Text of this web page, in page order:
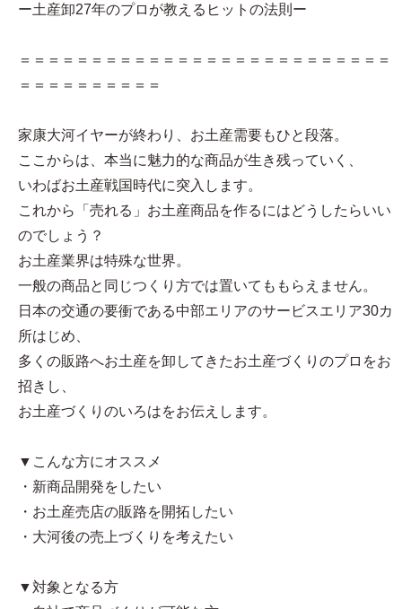
ー土産卸27年のプロが教えるヒットの法則ー
＝＝＝＝＝＝＝＝＝＝＝＝＝＝＝＝＝＝＝＝＝＝＝＝＝＝
＝＝＝＝＝＝＝＝＝＝
家康大河イヤーが終わり、お土産需要もひと段落。
ここからは、本当に魅力的な商品が生き残っていく、
いわばお土産戦国時代に突入します。
これから「売れる」お土産商品を作るにはどうしたらいい
のでしょう？
お土産業界は特殊な世界。
一般の商品と同じつくり方では置いてももらえません。
日本の交通の要衝である中部エリアのサービスエリア30カ
所はじめ、
多くの販路へお土産を卸してきたお土産づくりのプロをお
招きし、
お土産づくりのいろはをお伝えします。
▼こんな方にオススメ
・新商品開発をしたい
・お土産売店の販路を開拓したい
・大河後の売上づくりを考えたい
▼対象となる方